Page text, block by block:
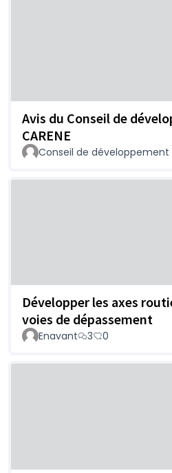
Avis du Conseil de
CARENE
Conseil de développement
Développer les axes
voies de dépassement
Enavant 3 0